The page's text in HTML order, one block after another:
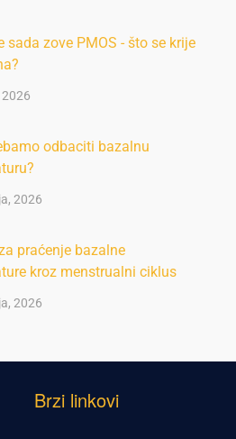
sada zove PMOS - što se krije
odbaciti bazalnu
2026
praćenje bazalne
kroz menstrualni ciklus
2026
Brzi linkovi